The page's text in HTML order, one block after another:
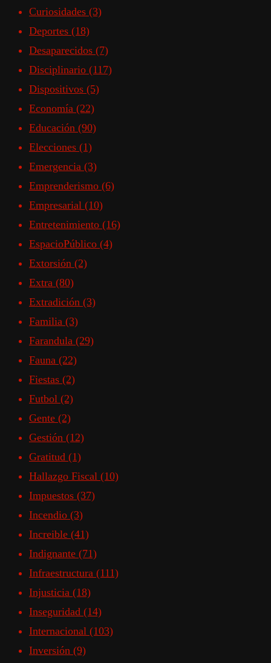
Curiosidades (3)
Deportes (18)
Desaparecidos (7)
Disciplinario (117)
Dispositivos (5)
Economía (22)
Educación (90)
Elecciones (1)
Emergencia (3)
Emprenderismo (6)
Empresarial (10)
Entretenimiento (16)
EspacioPúblico (4)
Extorsión (2)
Extra (80)
Extradición (3)
Familia (3)
Farandula (29)
Fauna (22)
Fiestas (2)
Futbol (2)
Gente (2)
Gestión (12)
Gratitud (1)
Hallazgo Fiscal (10)
Impuestos (37)
Incendio (3)
Increible (41)
Indignante (71)
Infraestructura (111)
Injusticia (18)
Inseguridad (14)
Internacional (103)
Inversión (9)